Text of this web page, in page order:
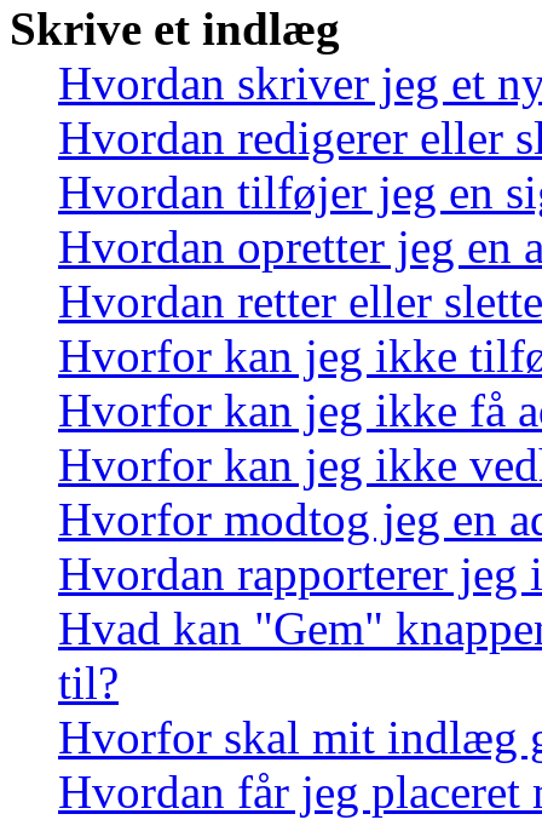
Skrive et indlæg
Hvordan skriver jeg et
Hvordan redigerer eller
Hvordan tilføjer jeg en
Hvordan opretter jeg en
Hvordan retter eller
Hvorfor kan jeg ikke
Hvorfor kan jeg ikke få
Hvorfor kan jeg ikke
Hvorfor modtog jeg en
Hvordan rapporterer
Hvad kan "Gem"
til?
Hvorfor skal mit indlæg
Hvordan får jeg placeret